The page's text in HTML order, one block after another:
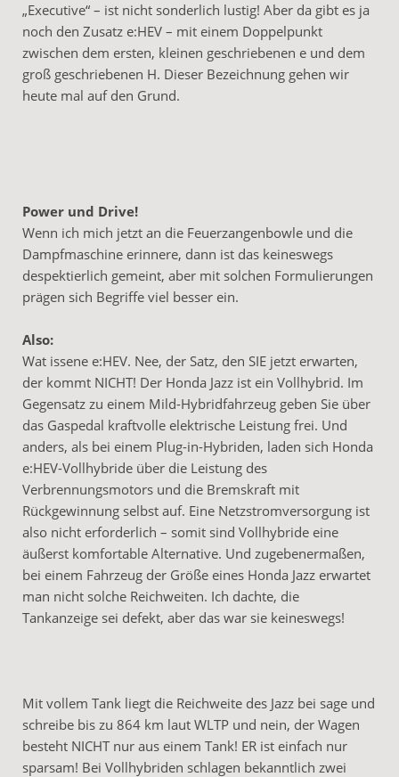
„Executive“ – ist nicht sonderlich lustig! Aber da gibt es ja
noch den Zusatz e:HEV – mit einem Doppelpunkt
zwischen dem ersten, kleinen geschriebenen e und dem
groß geschriebenen H. Dieser Bezeichnung gehen wir
heute mal auf den Grund.
Power und Drive!
Wenn ich mich jetzt an die Feuerzangenbowle und die
Dampfmaschine erinnere, dann ist das keineswegs
despektierlich gemeint, aber mit solchen Formulierungen
prägen sich Begriffe viel besser ein.
Also:
Wat issene e:HEV. Nee, der Satz, den SIE jetzt erwarten,
der kommt NICHT! Der Honda Jazz ist ein Vollhybrid. Im
Gegensatz zu einem Mild-Hybridfahrzeug geben Sie über
das Gaspedal kraftvolle elektrische Leistung frei. Und
anders, als bei einem Plug-in-Hybriden, laden sich Honda
e:HEV-Vollhybride über die Leistung des
Verbrennungsmotors und die Bremskraft mit
Rückgewinnung selbst auf. Eine Netzstromversorgung ist
also nicht erforderlich – somit sind Vollhybride eine
äußerst komfortable Alternative. Und zugebenermaßen,
bei einem Fahrzeug der Größe eines Honda Jazz erwartet
man nicht solche Reichweiten. Ich dachte, die
Tankanzeige sei defekt, aber das war sie keineswegs!
Mit vollem Tank liegt die Reichweite des Jazz bei sage und
schreibe bis zu 864 km laut WLTP und nein, der Wagen
besteht NICHT nur aus einem Tank! ER ist einfach nur
sparsam! Bei Vollhybriden schlagen bekanntlich zwei